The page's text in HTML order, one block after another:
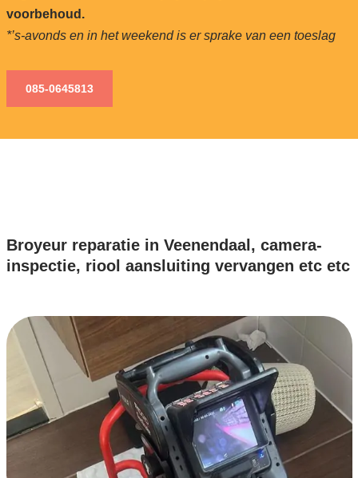
voorbehoud.
*’s-avonds en in het weekend is er sprake van een toeslag
085-0645813
Broyeur reparatie in Veenendaal, camera-
inspectie, riool aansluiting vervangen etc etc